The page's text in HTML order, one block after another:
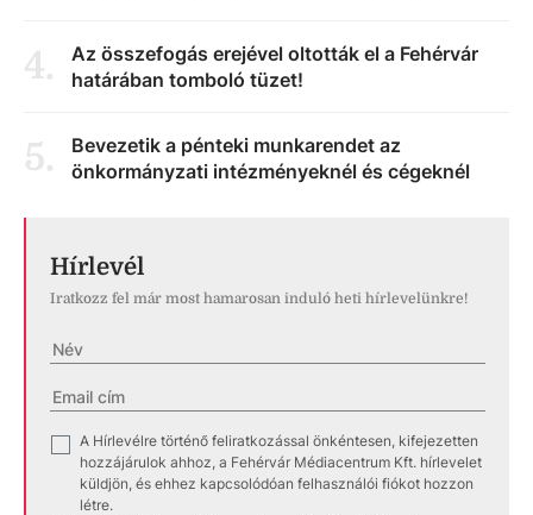
4.
Az összefogás erejével oltották el a Fehérvár
határában tomboló tüzet!
5.
Bevezetik a pénteki munkarendet az
önkormányzati intézményeknél és cégeknél
Hírlevél
Iratkozz fel már most hamarosan induló heti hírlevelünkre!
A Hírlevélre történő feliratkozással önkéntesen, kifejezetten
hozzájárulok ahhoz, a Fehérvár Médiacentrum Kft. hírlevelet
küldjön, és ehhez kapcsolódóan felhasználói fiókot hozzon
létre.